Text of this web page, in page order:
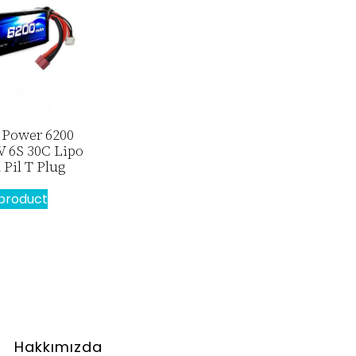
6200
6S 30C Lipo
Pil T Plug
Hakkımızda